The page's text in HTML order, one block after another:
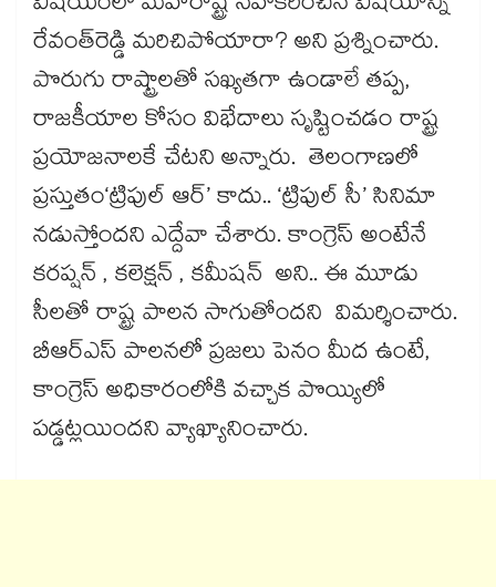
రేవంత్‌‌‌‌‌‌‌‌రెడ్డి మరిచిపోయారా? అని ప్రశ్నించారు.
పొరుగు రాష్ట్రాలతో సఖ్యతగా ఉండాలే తప్ప,
రాజకీయాల కోసం విభేదాలు సృష్టించడం రాష్ట్ర
ప్రయోజనాలకే చేటని అన్నారు. తెలంగాణలో
ప్రస్తుతం‘ట్రిపుల్ ఆర్’ కాదు.. ‘ట్రిపుల్ సీ’ సినిమా
నడుస్తోందని ఎద్దేవా చేశారు. కాంగ్రెస్ అంటేనే
కరప్షన్ , కలెక్షన్ , కమీషన్ అని.. ఈ మూడు
సీలతో రాష్ట్ర పాలన సాగుతోందని విమర్శించారు.
బీఆర్ఎస్ పాలనలో ప్రజలు పెనం మీద ఉంటే,
కాంగ్రెస్ అధికారంలోకి వచ్చాక పొయ్యిలో
పడ్డట్లయిందని వ్యాఖ్యానించారు.